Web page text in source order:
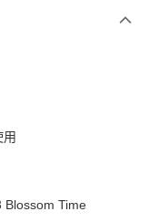
Blossom Time